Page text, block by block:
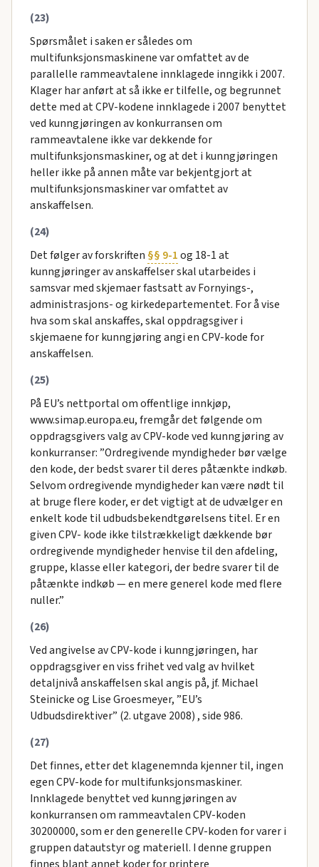
(23)
Spørsmålet i saken er således om
multifunksjonsmaskinene var omfattet av de
parallelle rammeavtalene innklagede inngikk i 2007.
Klager har anført at så ikke er tilfelle, og begrunnet
dette med at CPV-kodene innklagede i 2007 benyttet
ved kunngjøringen av konkurransen om
rammeavtalene ikke var dekkende for
multifunksjonsmaskiner, og at det i kunngjøringen
heller ikke på annen måte var bekjentgjort at
multifunksjonsmaskiner var omfattet av
anskaffelsen.
(24)
Det følger av forskriften §§ 9-1og 18-1 at
kunngjøringer av anskaffelser skal utarbeides i
samsvar med skjemaer fastsatt av Fornyings-,
administrasjons- og kirkedepartementet. For å vise
hva som skal anskaffes, skal oppdragsgiver i
skjemaene for kunngjøring angi en CPV-kode for
anskaffelsen.
(25)
På EU’s nettportal om offentlige innkjøp,
www.simap.europa.eu, fremgår det følgende om
oppdragsgivers valg av CPV-kode ved kunngjøring av
konkurranser: ”Ordregivende myndigheder bør vælge
den kode, der bedst svarer til deres påtænkte indkøb.
Selvom ordregivende myndigheder kan være nødt til
at bruge flere koder, er det vigtigt at de udvælger en
enkelt kode til udbudsbekendtgørelsens titel. Er en
given CPV- kode ikke tilstrækkeligt dækkende bør
ordregivende myndigheder henvise til den afdeling,
gruppe, klasse eller kategori, der bedre svarer til de
påtænkte indkøb — en mere generel kode med flere
nuller.”
(26)
Ved angivelse av CPV-kode i kunngjøringen, har
oppdragsgiver en viss frihet ved valg av hvilket
detaljnivå anskaffelsen skal angis på, jf. Michael
Steinicke og Lise Groesmeyer, ”EU’s
Udbudsdirektiver” (2. utgave 2008) , side 986.
(27)
Det finnes, etter det klagenemnda kjenner til, ingen
egen CPV-kode for multifunksjonsmaskiner.
Innklagede benyttet ved kunngjøringen av
konkurransen om rammeavtalen CPV-koden
30200000, som er den generelle CPV-koden for varer i
gruppen datautstyr og materiell. I denne gruppen